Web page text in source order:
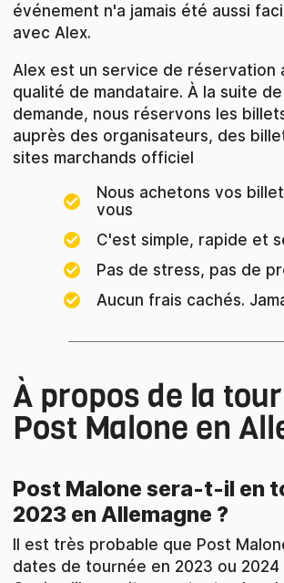
événement n'a jamais été aussi
avec Alex.
Alex est un service de réservation
qualité de mandataire. À la suite
demande, nous réservons les
auprès des organisateurs, des
sites marchands officiel
Nous achetons vos
vous
C'est simple, rapide et
Pas de stress, pas de
Aucun frais cachés.
À propos de la
Post Malone en
Post Malone sera-t-il en tournée en
2023 en Allemagne ?
Il est très probable que Post
dates de tournée en 2023 ou 2024